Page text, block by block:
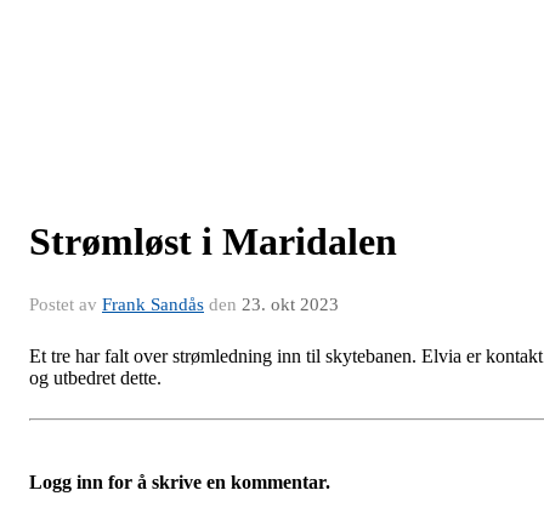
Strømløst i Maridalen
Postet av Frank Sandås den 23. okt 2023
Et tre har falt over strømledning inn til skytebanen. Elvia er kontakt
og utbedret dette.
Logg inn for å skrive en kommentar.